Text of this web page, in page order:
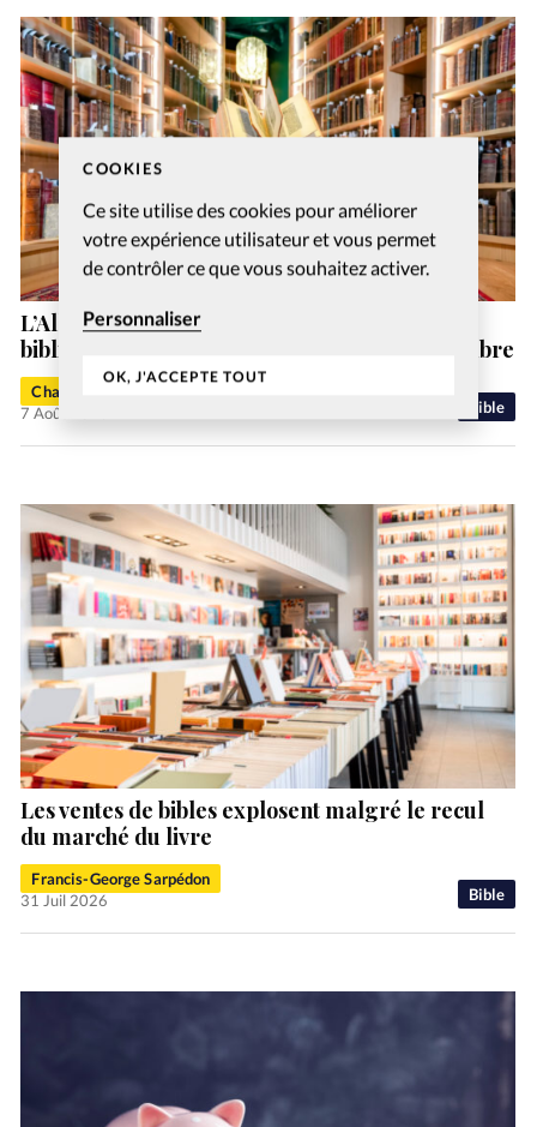
COOKIES
Ce site utilise des cookies pour améliorer
votre expérience utilisateur et vous permet
de contrôler ce que vous souhaitez activer.
Personnaliser
OK, J'ACCEPTE TOUT
Bible
L’Alliance biblique française ouvre sa
bibliothèque historique au public le 19 septembre
Charlotte Moulin
7 Août 2026
Bible
Les ventes de bibles explosent malgré le recul
du marché du livre
Francis-George Sarpédon
31 Juil 2026